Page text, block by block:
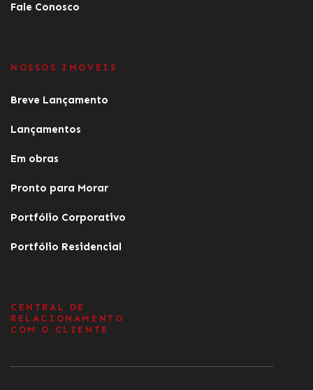
Fale Conosco
NOSSOS IMÓVEIS
Breve Lançamento
Lançamentos
Em obras
Pronto para Morar
Portfólio Corporativo
Portfólio Residencial
CENTRAL DE
RELACIONAMENTO
COM O CLIENTE